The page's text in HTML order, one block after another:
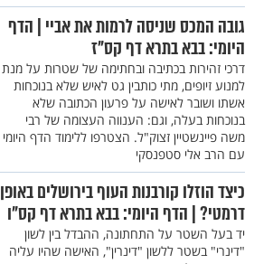
גובה המכס שניסה לרמות את אביי | הדף
היומי: בבא בתרא דף קס"ז
דרכי זהירות בכתיבה ובחתימה של שטרות על מנת
למנוע זיופים, מתי כותבין גט לאיש שלא בנוכחות
אשתו ושובר לאישה על פרעון הכתובה שלא
בנוכחות בעלה, וגם: הענווה העצומה של רבי
משה פיינשטיין זצוק"ל. הצטרפו ללימוד הדף היומי
עם הרב אלי סטפנסקי
כיצד הוזלו קורבנות העוף בירושלים באופן
דרמטי? | הדף היומי: בבא בתרא דף קס"ו
יד בעל השטר על התחתונה, ההבדל בין לשון
"דינרי" בשטר ללשון "דינרין", האישה שהיו עליה